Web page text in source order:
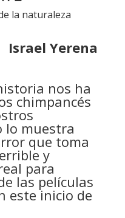
la naturaleza
Israel Yerena
nos ha
chimpancés
lo muestra
que toma
y
para
las películas
este inicio de